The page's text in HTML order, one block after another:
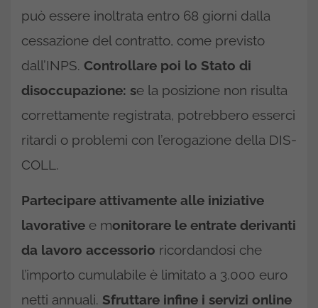
può essere inoltrata entro 68 giorni dalla
cessazione del contratto, come previsto
dall’INPS. Controllare poi lo Stato di
disoccupazione: se la posizione non risulta
correttamente registrata, potrebbero esserci
ritardi o problemi con l’erogazione della DIS-
COLL.
Partecipare attivamente alle iniziative
lavorative e monitorare le entrate derivanti
da lavoro accessorio ricordandosi che
l’importo cumulabile è limitato a 3.000 euro
netti annuali. Sfruttare infine i servizi online